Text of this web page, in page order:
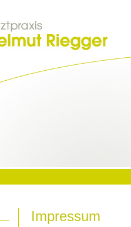
Zahnarztpraxis Leistungen
Impressum